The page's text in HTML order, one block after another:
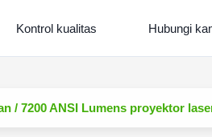
Kontrol kualitas Hubungi
/ 7200 ANSI Lumens proyektor